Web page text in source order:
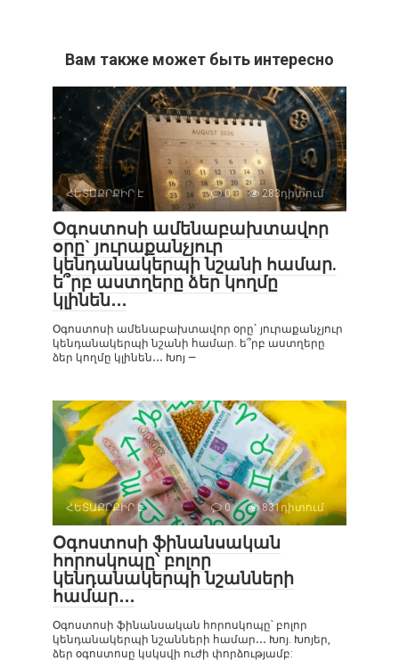
Вам также может быть интересно
ՀԵՏԱՔՐՔԻՐ Է 0 283դիտում
Օգոստոսի ամենաբախտավոր
օրը` յուրաքանչյուր
կենդանակերպի նշանի համար.
ե՞րբ աստղերը ձեր կողմը
կլինեն․․․
Օգոստոսի ամենաբախտավոր օրը` յուրաքանչյուր
կենդանակերպի նշանի համար. ե՞րբ աստղերը
ձեր կողմը կլինեն․․․ Խոյ —
ՀԵՏԱՔՐՔԻՐ Է 0 831դիտում
Օգոստոսի ֆինանսական
հորոսկոպը՝ բոլոր
կենդանակերպի նշանների
համար․․․
Օգոստոսի ֆինանսական հորոսկոպը՝ բոլոր
կենդանակերպի նշանների համար․․․ Խոյ. Խոյեր,
ձեր օգոստոսը կսկսվի ուժի փորձությամբ: